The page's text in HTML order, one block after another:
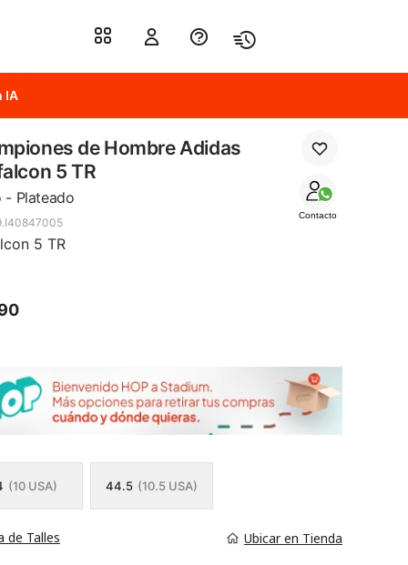
IA
de Hombre Adidas
5 TR
- Plateado
Contacto
5 TR
(10 USA) 44.5 (10.5 USA)
de Talles Ubicar en Tienda